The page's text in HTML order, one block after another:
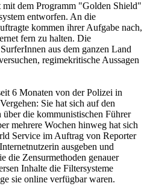
mit dem Programm "Golden Shield"
entworfen. An die
kommen ihrer Aufgabe nach,
fern zu halten. Die
aus dem ganzen Land
regimekritische Aussagen
6 Monaten von der Polizei in
Sie hat sich auf den
die kommunistischen Führer
mehrere Wochen hinweg hat sich
Service im Auftrag von Reporter
ausgeben und
die Zensurmethoden genauer
Inhalte die Filtersysteme
sie online verfügbar waren.